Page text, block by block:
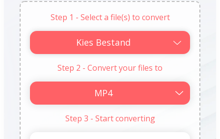
Step 1 - Select a file(s) to convert
Kies Bestand
Step 2 - Convert your files to
Step 3 - Start converting